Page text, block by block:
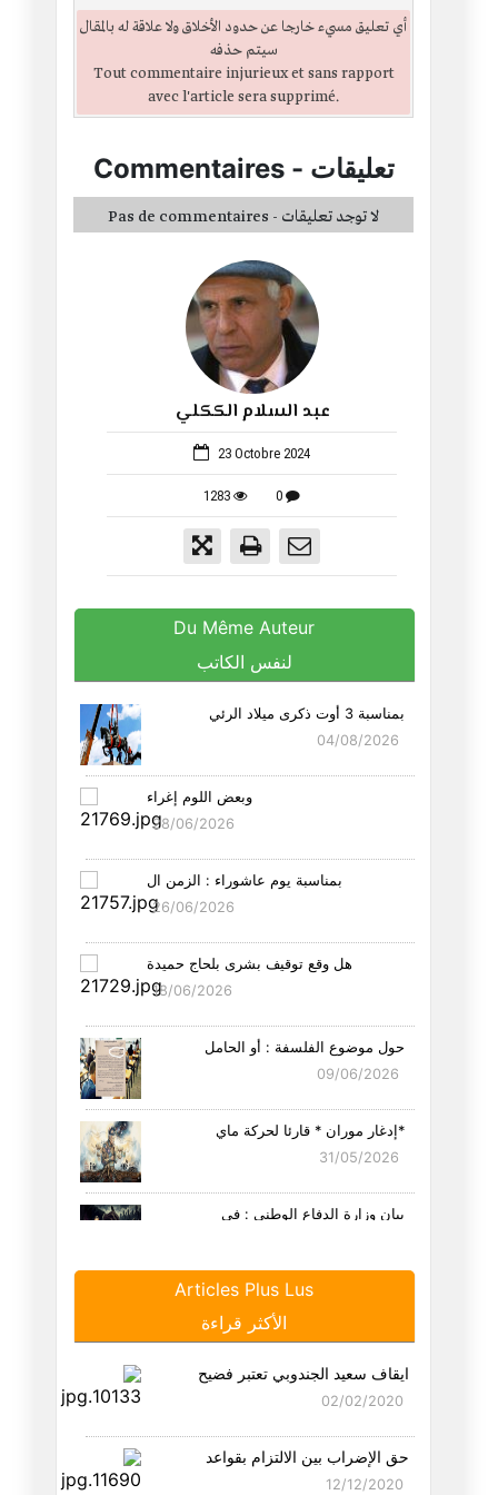
عبد السلام الككلي
23 Octobre 2024
1283 0
Du Même Auteur
لنفس الكاتب
بمناسبة 3 أوت ذكرى ميلاد الرئي
04/08/2026
وبعض اللوم إغراء
28/06/2026
بمناسبة يوم عاشوراء : الزمن ال
26/06/2026
هل وقع توقيف بشرى بلحاج حميدة
18/06/2026
حول موضوع الفلسفة : أو الحامل
09/06/2026
*إدغار موران * قارئا لحركة ماي
31/05/2026
بيان وزارة الدفاع الوطني : في
ليلة الزفاف أو العدم محال
مشاهد من زمن الغلبة " الأفيون
25/04/2026
في التقعّر والمتقعّرين
22/04/2026
Articles Plus Lus
الأكثر قراءة
ايقاف سعيد الجندوبي تعتبر فضيح
02/02/2020
حق الإضراب بين الالتزام بقواعد
12/12/2020
أي تعليق مسيء خارجا عن حدود الأخلاق ولا علاقة له بالمقال
سيتم حذفه
Tout commentaire injurieux et sans rapport
avec l'article sera supprimé.
Commentaires- تعليقات
Pas de commentaires - لا توجد تعليقات